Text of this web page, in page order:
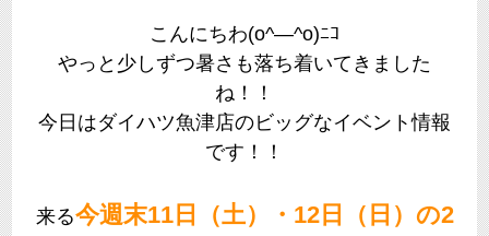
こんにちわ(o^―^o)ﾆｺ
やっと少しずつ暑さも落ち着いてきました
ね！！
今日はダイハツ魚津店のビッグなイベント情報
です！！
来る今週末11日（土）・12日（日）の2